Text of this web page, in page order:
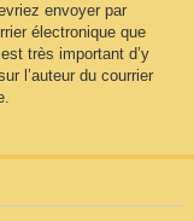
envoyer par
électronique que
très important d’y
l’auteur du courrier